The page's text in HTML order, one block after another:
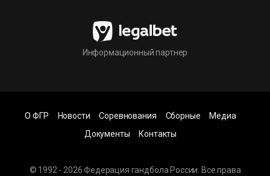
Информационный партнер
© 1992 - 2026 Федерация гандбола России. Все права
О ФГР Новости Соревнования Сборные
Медиа
Документы
Контакты